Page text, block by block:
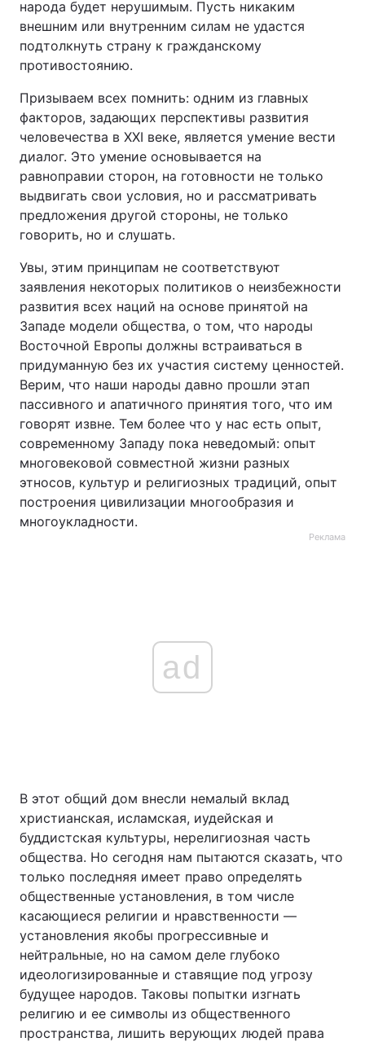
народа будет нерушимым. Пусть никаким
внешним или внутренним силам не удастся
подтолкнуть страну к гражданскому
противостоянию.
Призываем всех помнить: одним из главных
факторов, задающих перспективы развития
человечества в XXI веке, является умение вести
диалог. Это умение основывается на
равноправии сторон, на готовности не только
выдвигать свои условия, но и рассматривать
предложения другой стороны, не только
говорить, но и слушать.
Увы, этим принципам не соответствуют
заявления некоторых политиков о неизбежности
развития всех наций на основе принятой на
Западе модели общества, о том, что народы
Восточной Европы должны встраиваться в
придуманную без их участия систему ценностей.
Верим, что наши народы давно прошли этап
пассивного и апатичного принятия того, что им
говорят извне. Тем более что у нас есть опыт,
современному Западу пока неведомый: опыт
многовековой совместной жизни разных
этносов, культур и религиозных традиций, опыт
построения цивилизации многообразия и
многоукладности.
Реклама
ad
В этот общий дом внесли немалый вклад
христианская, исламская, иудейская и
буддистская культуры, нерелигиозная часть
общества. Но сегодня нам пытаются сказать, что
только последняя имеет право определять
общественные установления, в том числе
касающиеся религии и нравственности —
установления якобы прогрессивные и
нейтральные, но на самом деле глубоко
идеологизированные и ставящие под угрозу
будущее народов. Таковы попытки изгнать
религию и ее символы из общественного
пространства, лишить верующих людей права